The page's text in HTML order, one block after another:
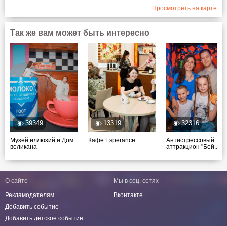
Просмотреть на карте
Так же вам может быть интересно
39349
Музей иллюзий и Дом
великана
13319
Кафе Esperance
32316
Антистрессовый
аттракцион "Бей...
О сайте
Рекламодателям
Добавить событие
Добавить детское событие
Мы в соц. сетях
Вконтакте